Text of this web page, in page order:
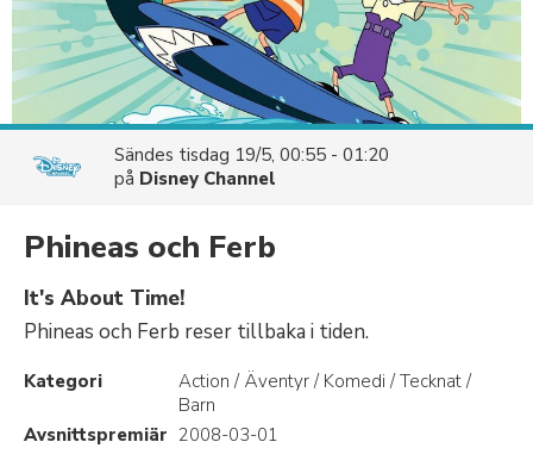
Sändes tisdag 19/5, 00:55 - 01:20
på Disney Channel
Phineas och Ferb
It's About Time!
Phineas och Ferb reser tillbaka i tiden.
Kategori
Action / Äventyr / Komedi / Tecknat /
Barn
Avsnittspremiär 2008-03-01